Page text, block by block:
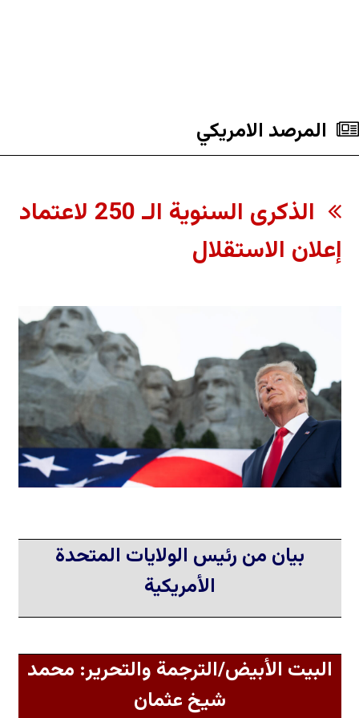
المرصد الامریکي
الذكرى السنوية الـ 250 لاعتماد
إعلان الاستقلال
بيان من رئيس الولايات المتحدة
الأمريكية
البيت الأبيض/الترجمة والتحرير: محمد
شيخ عثمان